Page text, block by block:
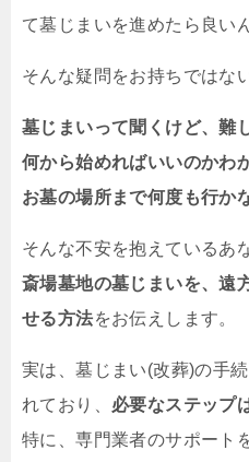
て墓じまいを進めたら良い
そんな疑問をお持ちではな
墓じまいって聞くけど、難
何から始めればいいのかわ
お墓の場所まで何度も行か
そんな不安を抱えているあ
斎場墓地の墓じまいを、遠
せる方法をお伝えします。
実は、墓じまい(改葬)の手
れており、 必要なステップ
特に、専門業者のサポート